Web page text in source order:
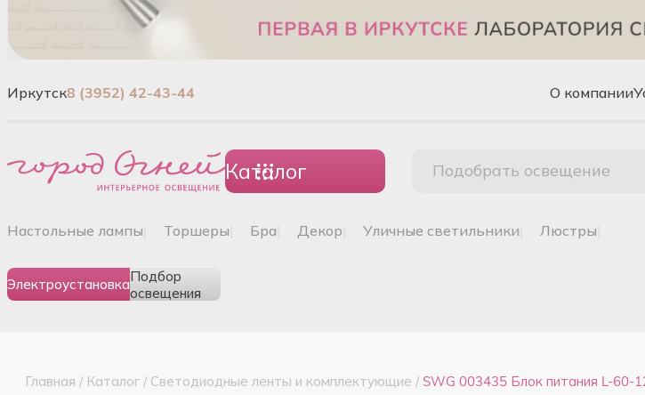
Иркутск8 (3952) 42-43-44 О компании
Каталог Подобрать освещение
настольные лампы торшеры бра декор уличные светильники люстры
ЭлектроустановкаПодбор
освещения
Главная / Каталог / Светодиодные ленты и комплектующие / SWG 003435 Блок питания L-60-